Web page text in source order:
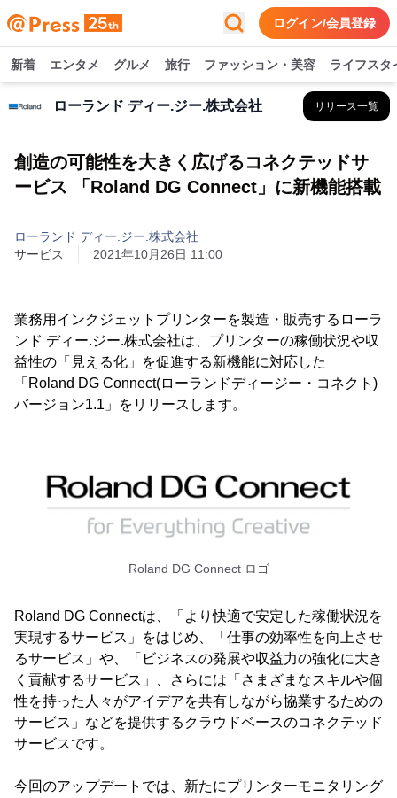
ログイン/会員登録
新着 エンタメ グルメ 旅行 ファッション・美容 ライフスタ
ローランド ディー.ジー.株式会社 リリース一覧
創造の可能性を大きく広げるコネクテッドサ
ービス 「Roland DG Connect」に新機能搭載
ローランド ディー.ジー.株式会社
サービス
2021年10月26日 11:00
業務用インクジェットプリンターを製造・販売するローラ
ンド ディー.ジー.株式会社は、プリンターの稼働状況や収
益性の「見える化」を促進する新機能に対応した
「Roland DG Connect(ローランドディージー・コネクト)
バージョン1.1」をリリースします。
Roland DG Connect ロゴ
Roland DG Connectは、「より快適で安定した稼働状況を
実現するサービス」をはじめ、「仕事の効率性を向上させ
るサービス」や、「ビジネスの発展や収益力の強化に大き
く貢献するサービス」、さらには「さまざまなスキルや個
性を持った人々がアイデアを共有しながら協業するための
サービス」などを提供するクラウドベースのコネクテッド
サービスです。
今回のアップデートでは、新たにプリンターモニタリング